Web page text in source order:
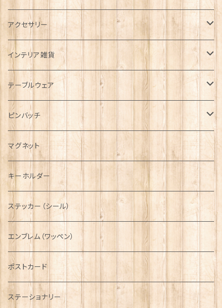
タータンネクタイ
帽子
キャップ
ハンチング帽
キャスケット
ディアストーカー
ニット帽
Tシャツ
マフラー
タータン【Bronte by Moon】
タータン【Glencroft】
ボタンラップマフラー【Aran Traditions】
サッシュ
スカーフ
ファッションマスク
アクセサリー
ORTAK
ブローチ
ペンダント
チャーム
その他のアクセサリー
インテリア雑貨
インテリア置物
ラブスプーン
ラブスプーン【SION LLEWELLYN】
ラブスプーン【PAUL CURTIS】
ファブリック
テーブルウェア
ティータオル
ペーパーナプキン
ティーコジー
その他テーブルウェア
ピンバッチ
ジェネラルデザイン
乗り物
動物＆植物
音楽＆楽器
運動＆人物
ミリタリー
NAVY
AIRFORCE
ARMY
ピューター
マグネット
キーホルダー
ステッカー（シール）
エンブレム（ワッペン）
ポストカード
ステーショナリー